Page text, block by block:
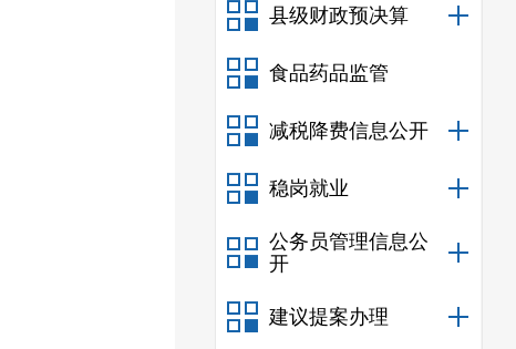
县级财政预决算
食品药品监管
减税降费信息公开
稳岗就业
公务员管理信息公
开
建议提案办理